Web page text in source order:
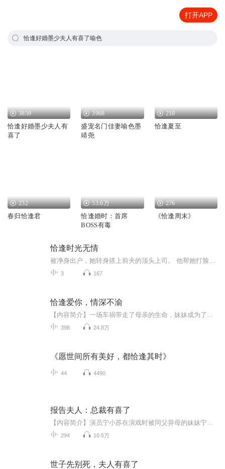
打开APP
恰逢好婚墨少夫人有喜了喻色
3859
恰逢好婚墨少夫人有
喜了
3968
盛宠名门佳妻喻色墨
靖尧
210
恰逢夏至
232
春归恰逢君
53.6万
恰逢婚时：首席
BOSS有毒
276
《恰逢周末》
恰逢时光无情
3 167
恰逢爱你，情深不渝
398 24.8万
《愿世间所有美好，都恰逢其时》
44 4490
报告夫人：总裁有喜了
294 10.5万
世子先别死，夫人有喜了